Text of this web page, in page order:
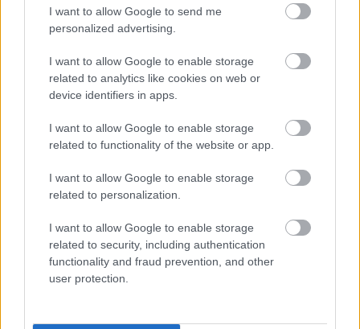
I want to allow Google to send me
personalized advertising.
I want to allow Google to enable storage
related to analytics like cookies on web or
device identifiers in apps.
I want to allow Google to enable storage
related to functionality of the website or app.
I want to allow Google to enable storage
related to personalization.
I want to allow Google to enable storage
related to security, including authentication
functionality and fraud prevention, and other
user protection.
Consenso al